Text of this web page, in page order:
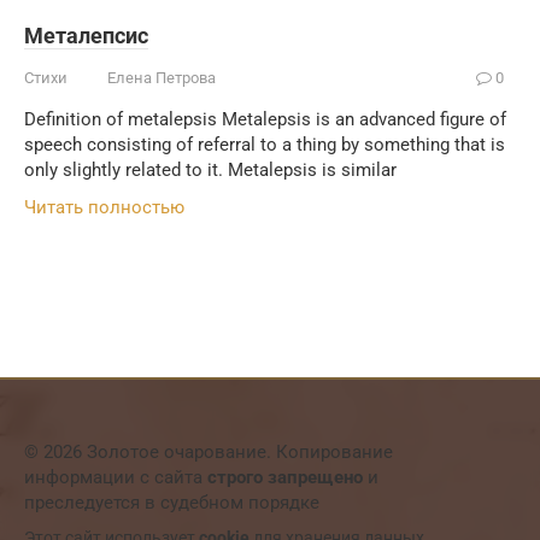
Металепсис
Стихи Елена Петрова 0
Definition of metalepsis Metalepsis is an advanced figure of
speech consisting of referral to a thing by something that is
only slightly related to it. Metalepsis is similar
Читать полностью
© 2026 Золотое очарование. Копирование
информации с сайта строго запрещено и
преследуется в судебном порядке